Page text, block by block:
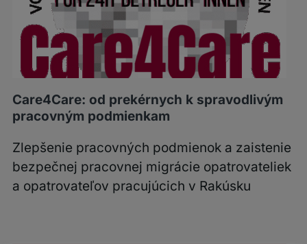
Care4Care: od prekérnych k spravodlivým
pracovným podmienkam
Zlepšenie pracovných podmienok a zaistenie
bezpečnej pracovnej migrácie opatrovateliek
a opatrovateľov pracujúcich v Rakúsku